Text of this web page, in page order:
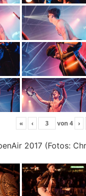
« ‹ von 4 ›
2017 (Fotos: